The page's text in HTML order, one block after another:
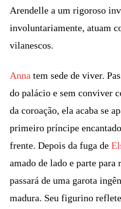
Arendelle a um rigoroso
involuntariamente, atuam
vilanescos.
Anna tem sede de viver.
do palácio e sem conviver
da coroação, ela acaba se
primeiro príncipe
frente. Depois da fuga de
amado de lado e parte para
passará de uma garota
madura. Seu figurino